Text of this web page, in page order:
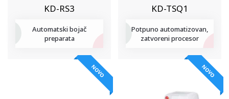
KD-RS3
Automatski bojač
preparata
KD-TSQ1
Potpuno automatizovan,
zatvoreni procesor
NOVO NOVO